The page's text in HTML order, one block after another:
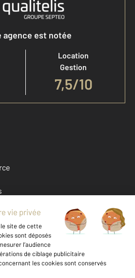
agence est notée
Location
Gestion
7,5/10